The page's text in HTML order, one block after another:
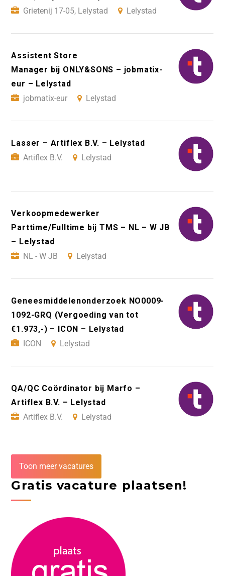
Grietenij 17-05, Lelystad
Lelystad
Assistent Store
Manager bij ONLY&SONS – jobmatix-
eur – Lelystad
jobmatix-eur
Lelystad
Lasser – Artiflex B.V. – Lelystad
Artiflex B.V.
Lelystad
Verkoopmedewerker
Parttime/Fulltime bij TMS – NL – W JB
– Lelystad
NL - W JB
Lelystad
Geneesmiddelenonderzoek NO0009-
1092-GRQ (Vergoeding van tot
€1.973,-) – ICON – Lelystad
ICON
Lelystad
QA/QC Coördinator bij Marfo –
Artiflex B.V. – Lelystad
Artiflex B.V.
Lelystad
Toon meer vacatures
Gratis vacature plaatsen!